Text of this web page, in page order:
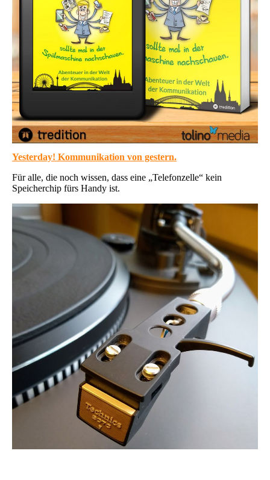
Yesterday! Kommunikation von gestern.
Für alle, die noch wissen, dass eine „Telefonzelle“ kein
Speicherchip fürs Handy ist.